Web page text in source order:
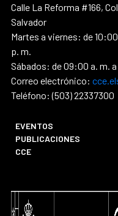
Calle La Reforma #166,
Salvador
Martes a viernes: de
p. m.
Sábados: de 09:00 a. m.
Correo electrónico:
Teléfono: (503) 22337300
EVENTOS
PUBLICACIONES
CCE